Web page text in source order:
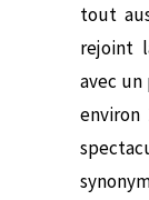
tout
rejoint
avec un